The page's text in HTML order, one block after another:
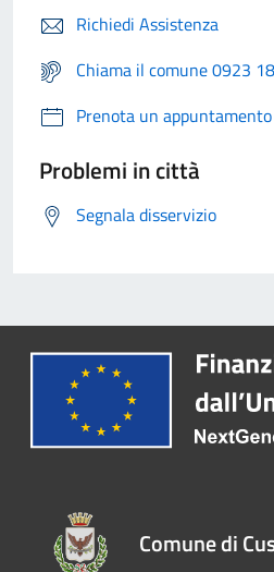
Richiedi Assistenza
Chiama il comune 0923
Prenota un appuntamento
Problemi in città
Segnala disservizio
Comune di